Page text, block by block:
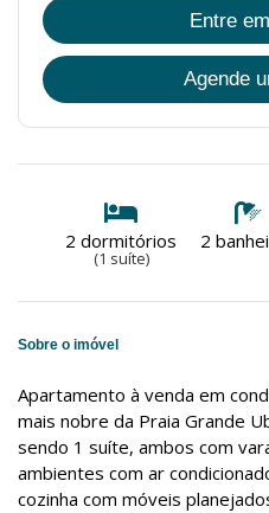
Entre
Agende
2 dormitórios
(1 suíte)
2
Sobre o imóvel
Apartamento à venda em
mais nobre da Praia Grande
sendo 1 suíte, ambos com
ambientes com ar
cozinha com móveis